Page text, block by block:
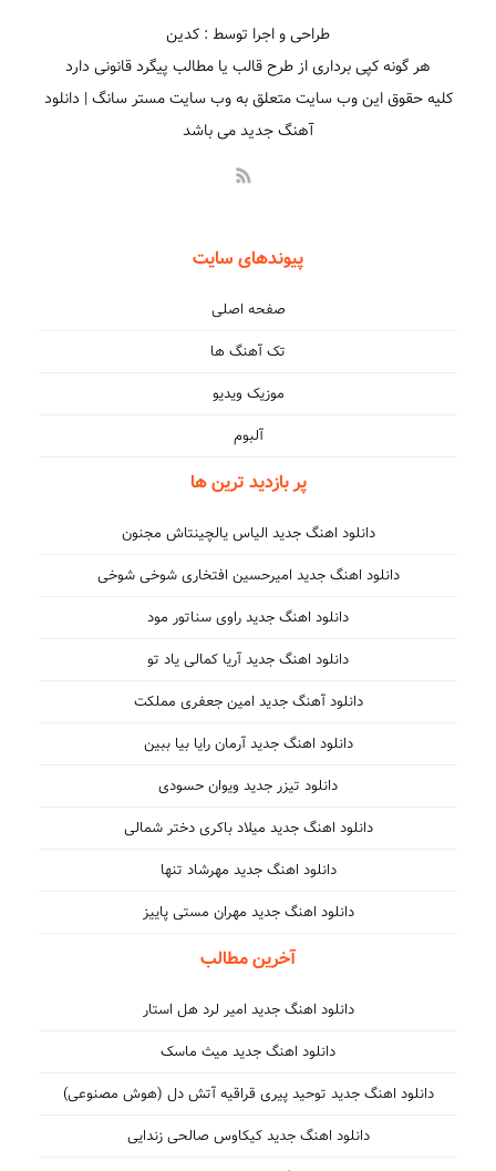
طراحی و اجرا توسط : کدین
هر گونه کپی برداری از طرح قالب یا مطالب پیگرد قانونی دارد
کلیه حقوق این وب سایت متعلق به وب سایت مستر سانگ | دانلود
آهنگ جدید می باشد
پیوندهای سایت
صفحه اصلی
تک آهنگ ها
موزیک ویدیو
آلبوم
پر بازدید ترین ها
دانلود اهنگ جدید الیاس یالچینتاش مجنون
دانلود اهنگ جدید امیرحسین افتخاری شوخی شوخی
دانلود اهنگ جدید راوی سناتور مود
دانلود اهنگ جدید آریا کمالی یاد تو
دانلود آهنگ جدید امین جعفری مملکت
دانلود اهنگ جدید آرمان رایا بیا ببین
دانلود تیزر جدید ویوان حسودی
دانلود اهنگ جدید میلاد باکری دختر شمالی
دانلود اهنگ جدید مهرشاد تنها
دانلود اهنگ جدید مهران مستی پاییز
آخرین مطالب
دانلود اهنگ جدید امیر لرد هل استار
دانلود اهنگ جدید میث ماسک
دانلود اهنگ جدید توحید پیری قراقیه آتش دل (هوش مصنوعی)
دانلود اهنگ جدید کیکاوس صالحی زندایی